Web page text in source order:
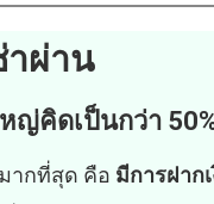
ผ่าน
หญ่คิดเป็นกว่า
ากที่สุด คือ มีการฝาก